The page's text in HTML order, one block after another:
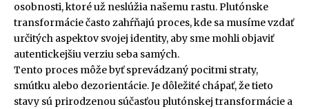
osobnosti, ktoré už neslúžia našemu rastu. Plutónske
transformácie často zahŕňajú proces, kde sa musíme vzdať
určitých aspektov svojej identity, aby sme mohli objaviť
autentickejšiu verziu seba samých.
Tento proces môže byť sprevádzaný pocitmi straty,
smútku alebo dezorientácie. Je dôležité chápať, že tieto
stavy sú prirodzenou súčasťou plutónskej transformácie a